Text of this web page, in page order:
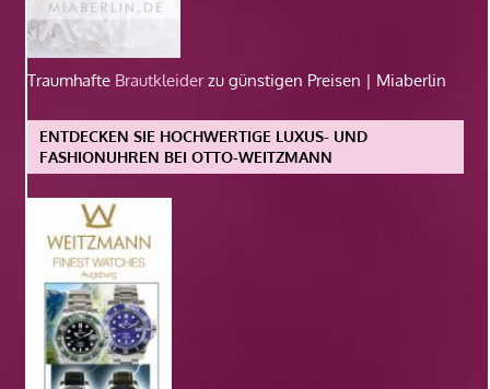
Traumhafte Brautkleiderzu günstigen Preisen | Miaberlin
ENTDECKEN SIE HOCHWERTIGE LUXUS- UND
FASHIONUHREN BEI OTTO-WEITZMANN